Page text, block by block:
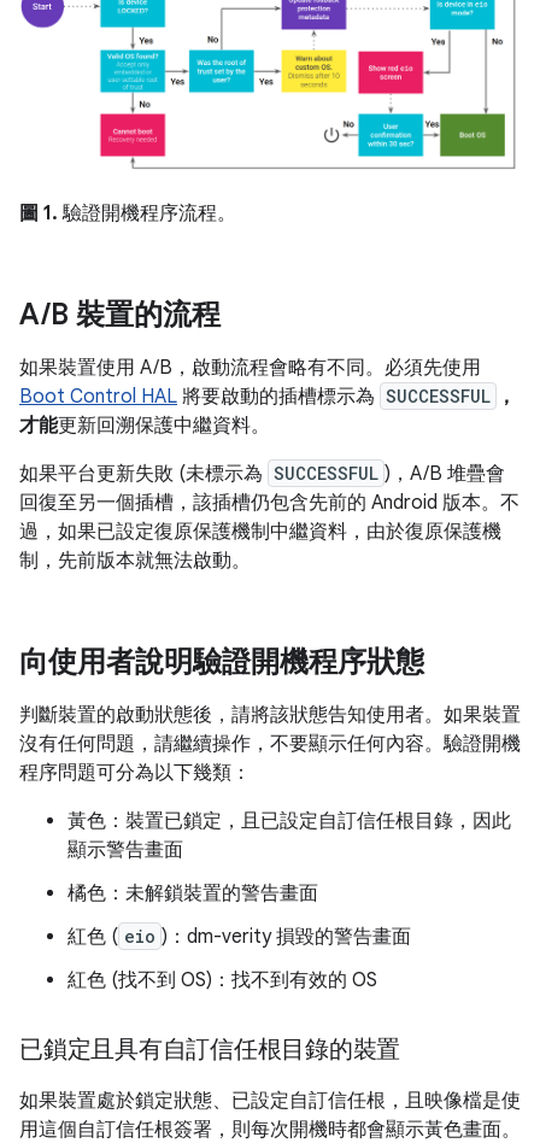
圖 1. 驗證開機程序流程。
A/B 裝置的流程
如果裝置使用 A/B，啟動流程會略有不同。必須先使用
Boot Control HAL 將要啟動的插槽標示為 SUCCESSFUL
，
才能更新回溯保護中繼資料。
如果平台更新失敗 (未標示為 SUCCESSFUL )，A/B 堆疊會
回復至另一個插槽，該插槽仍包含先前的 Android 版本。不
過，如果已設定復原保護機制中繼資料，由於復原保護機
制，先前版本就無法啟動。
向使用者說明驗證開機程序狀態
判斷裝置的啟動狀態後，請將該狀態告知使用者。如果裝置
沒有任何問題，請繼續操作，不要顯示任何內容。驗證開機
程序問題可分為以下幾類：
黃色：裝置已鎖定，且已設定自訂信任根目錄，因此
顯示警告畫面
橘色：未解鎖裝置的警告畫面
紅色 ( eio )：dm-verity 損毀的警告畫面
紅色 (找不到 OS)：找不到有效的 OS
已鎖定且具有自訂信任根目錄的裝置
如果裝置處於鎖定狀態、已設定自訂信任根，且映像檔是使
用這個自訂信任根簽署，則每次開機時都會顯示黃色畫面。